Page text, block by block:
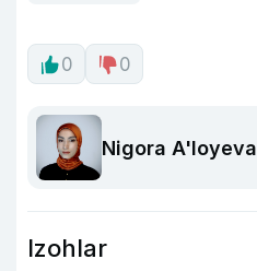
0 0
Nigora A'loyeva
Izohlar